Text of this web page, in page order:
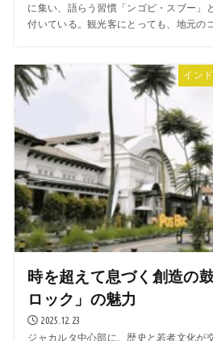
に集い、語らう習慣「ンゴピ・スブー」
付いている。観光客にとっても、地元の
イン
時を超えて息づく創造の
ロック」の魅力
2025.12.23
ジャカルタ中心部に、歴史と若者文化が